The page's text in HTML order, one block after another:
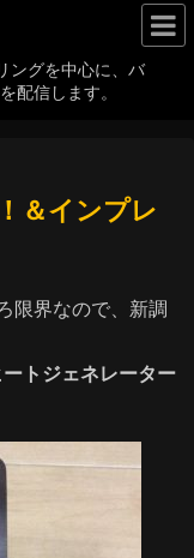
ングを中心に、バ
配信します。
＆インプレ
限界なので、新調
トジェネレーター